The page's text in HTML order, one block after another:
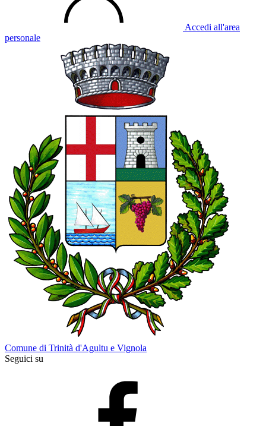
Accedi all'area
personale
Comune di Trinità d'Agultu e Vignola
Seguici su